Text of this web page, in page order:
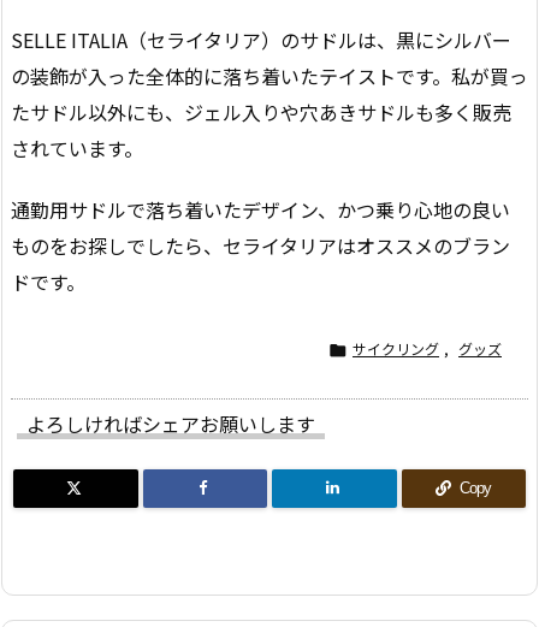
SELLE ITALIA（セライタリア）のサドルは、黒にシルバー
の装飾が入った全体的に落ち着いたテイストです。私が買っ
たサドル以外にも、ジェル入りや穴あきサドルも多く販売
されています。
通勤用サドルで落ち着いたデザイン、かつ乗り心地の良い
ものをお探しでしたら、セライタリアはオススメのブラン
ドです。
 サイクリング , グッズ
よろしければシェアお願いします
Copy